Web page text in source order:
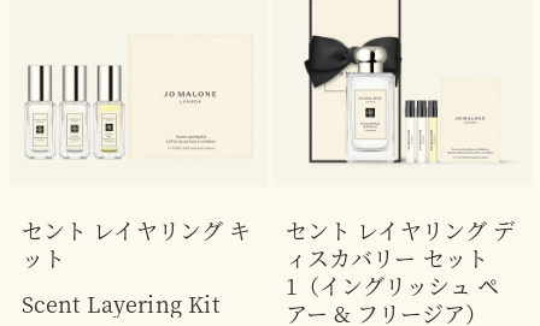
セント レイヤリング キ
ット
Scent Layering Kit
セント レイヤリング デ
ィスカバリー セット
1（イングリッシュ ペ
アー & フリージア）